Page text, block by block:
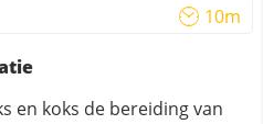
10m
en koks de bereiding van